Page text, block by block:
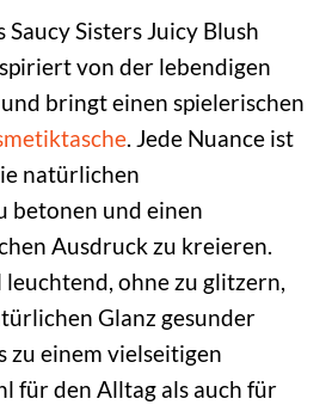
Sisters Juicy Blush
von der lebendigen
bringt einen spielerischen
. Jede Nuance ist
natürlichen
betonen und einen
Ausdruck zu kreieren.
leuchtend, ohne zu glitzern,
Glanz gesunder
zu einem vielseitigen
für den Alltag als auch für